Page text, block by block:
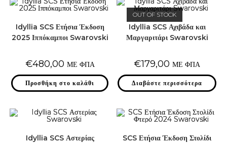
Idyllia SCS Ετήσια Έκδοση
2025 Ιππόκαμποι Swarovski
€480,00 ΜΕ ΦΠΑ
Προσθήκη στο καλάθι
OUT OF STOCK
Idyllia SCS Αχιβάδα και
Μαργαριτάρι Swarovski
€179,00 ΜΕ ΦΠΑ
Διαβάστε περισσότερα
Idyllia SCS Αστερίας
SCS Ετήσια Έκδοση Στολίδι